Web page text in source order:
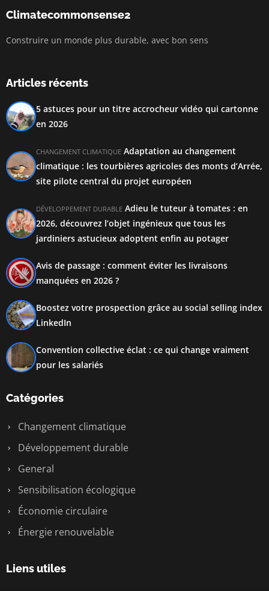
Climatecommonsense2
Construire un monde plus durable, avec bon sens
Articles récents
5 astuces pour un titre accrocheur vidéo qui cartonne
en 2026
CHANGEMENT CLIMATIQUE Adaptation au changement
climatique : les tourbières agricoles des monts d’Arrée,
site pilote central du projet européen
DÉVELOPPEMENT DURABLE Adieu le tuteur à tomates : en
2026, découvrez l’objet ingénieux que tous les
jardiniers astucieux adoptent enfin au potager
Avis de passage : comment éviter les livraisons
manquées en 2026 ?
Boostez votre prospection grâce au social selling index
LinkedIn
Convention collective éclat : ce qui change vraiment
pour les salariés
Catégories
Changement climatique
Développement durable
General
Sensibilisation écologique
Économie circulaire
Énergie renouvelable
Liens utiles